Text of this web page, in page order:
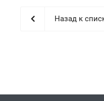
Назад к